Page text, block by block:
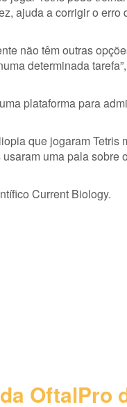
ajuda a corrigir o erro
não têm outras
determinada
plataforma para
que jogaram Tetris
uma pala sobre
Current Biology.
OftalPro